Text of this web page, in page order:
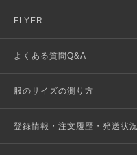
FLYER
よくある質問Q&A
服のサイズの測り方
登録情報・注文履歴・発送状況